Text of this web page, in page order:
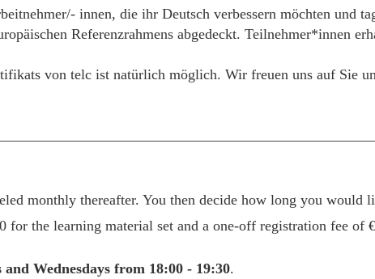
innen, die ihr Deutsch verbessern möchten und
Referenzrahmens abgedeckt. Teilnehmer*innen
von telc ist natürlich möglich. Wir freuen uns auf Sie
monthly thereafter. You then decide how long you
for the learning material set and a one-off registration fee
Wednesdays from 18:00 - 19:30.